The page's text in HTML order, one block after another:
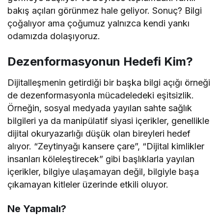
bakış açıları görünmez hale geliyor. Sonuç? Bilgi
çoğalıyor ama çoğumuz yalnızca kendi yankı
odamızda dolaşıyoruz.
Dezenformasyonun Hedefi Kim?
Dijitalleşmenin getirdiği bir başka bilgi açığı örneği
de dezenformasyonla mücadeledeki eşitsizlik.
Örneğin, sosyal medyada yayılan sahte sağlık
bilgileri ya da manipülatif siyasi içerikler, genellikle
dijital okuryazarlığı düşük olan bireyleri hedef
alıyor. “Zeytinyağı kansere çare”, “Dijital kimlikler
insanları köleleştirecek” gibi başlıklarla yayılan
içerikler, bilgiye ulaşamayan değil, bilgiyle başa
çıkamayan kitleler üzerinde etkili oluyor.
Ne Yapmalı?